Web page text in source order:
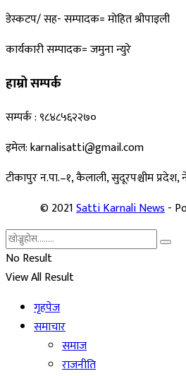
डेस्कटप/ सह- सम्पादक= माेहित श्रीपाइली
कार्यकारी सम्पादक= जमुना न्युरे
हाम्रो सम्पर्क
सम्पर्क : ९८४८५६२२७०
इमेल: karnalisatti@gmail.com
टीकापुर न.पा.–१, कैलाली, सुदूरपश्चीम प्रदेश,
© 2021Satti Karnali News-
No Result
View All Result
गृहपेज
समाचार
समाज
राजनीति